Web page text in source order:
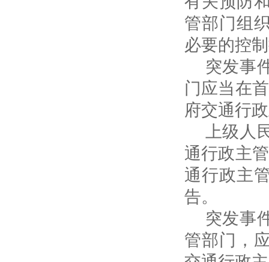
管部门组
必要的控
突发事
门应当在
府交通行
上级人
通行政主
通行政主
告。
突发事
管部门，